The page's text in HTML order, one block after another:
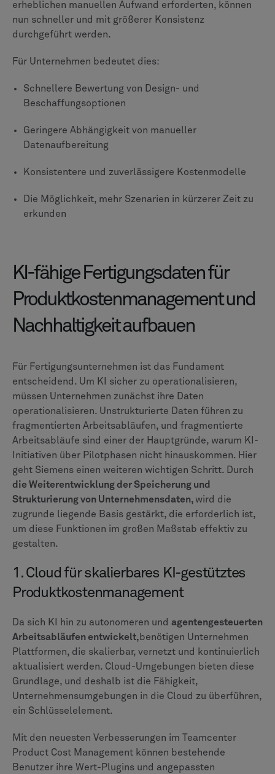
erheblichen manuellen Aufwand erforderten, können
nun schneller und mit größerer Konsistenz
durchgeführt werden.
Für Unternehmen bedeutet dies:
Schnellere Bewertung von Design- und
Beschaffungsoptionen
Geringere Abhängigkeit von manueller
Datenaufbereitung
Konsistentere und zuverlässigere Kostenmodelle
Die Möglichkeit, mehr Szenarien in kürzerer Zeit zu
erkunden
KI-fähige Fertigungsdaten für
Produktkostenmanagement und
Nachhaltigkeit aufbauen
Für Fertigungsunternehmen ist das Fundament
entscheidend. Um KI sicher zu operationalisieren,
müssen Unternehmen zunächst ihre Daten
operationalisieren. Unstrukturierte Daten führen zu
fragmentierten Arbeitsabläufen, und fragmentierte
Arbeitsabläufe sind einer der Hauptgründe, warum KI-
Initiativen über Pilotphasen nicht hinauskommen. Hier
geht Siemens einen weiteren wichtigen Schritt. Durch
die Weiterentwicklung der Speicherung und
Strukturierung von Unternehmensdaten,wird die
zugrunde liegende Basis gestärkt, die erforderlich ist,
um diese Funktionen im großen Maßstab effektiv zu
gestalten.
1. Cloud für skalierbares KI-gestütztes
Produktkostenmanagement
Da sich KI hin zu autonomeren und agentengesteuerten
Arbeitsabläufen entwickelt, benötigen Unternehmen
Plattformen, die skalierbar, vernetzt und kontinuierlich
aktualisiert werden. Cloud-Umgebungen bieten diese
Grundlage, und deshalb ist die Fähigkeit,
Unternehmensumgebungen in die Cloud zu überführen,
ein Schlüsselelement.
Mit den neuesten Verbesserungen im Teamcenter
Product Cost Management können bestehende
Benutzer ihre Wert-Plugins und angepassten